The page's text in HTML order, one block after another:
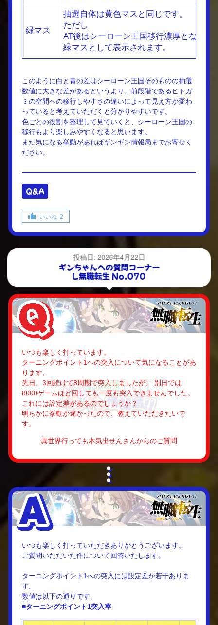
緑マス
抽選自体は黄色マスと同じです。
ただし
AT後はシーローン王国移行濃厚となるた
緑マスとして表示されます。
このように白と青の差はシーローン王国そのものの抽選
数値に大きな差があるというより、前段階であるヒトガ
ミの空間への移行しやすさの違いによって見え方が変わ
っていると考えていただくと分かりやすいです。
色ごとの役割を整理して見ていくと、シーローン王国の
移行もより楽しみやすくなると思います。
また気になる挙動があればギンギン情報局までお寄せく
ださい。
Q&A
いいね 2
投稿日: 2026年4月22日
ギンちゃんへの質問コーナー
L無職転生 No.070
いつも楽しく打っています。
ターニングポイント1への突入について気になることがあ
ります。
先日、3回続けて8周期で突入しましたが、 別日では
8000ゲームほど回しても一度も突入できませんでした。
これには設定差があるのでしょうか？
明らかに挙動が違かったので、教えていただきたいで
す。
異世界行っても本気出せんさんからのご質問
いつも楽しく打っていただきありがとうございます。
ご質問いただいた件について回答いたします。
ターニングポイント1への突入には設定差が若干ありま
す。
数値は以下の通りです。
■ターニングポイント1突入率